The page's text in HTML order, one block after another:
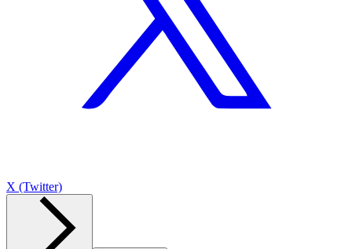
X (Twitter)